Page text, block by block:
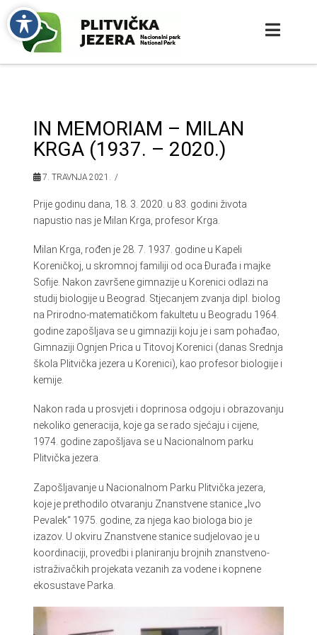
IN MEMORIAM – MILAN
KRGA (1937. – 2020.)
7. TRAVNJA 2021.
Prije godinu dana, 18. 3. 2020. u 83. godini života
napustio nas je Milan Krga, profesor Krga.
Milan Krga, rođen je 28. 7. 1937. godine u Kapeli
Koreničkoj, u skromnoj familiji od oca Đurađa i majke
Sofije. Nakon završene gimnazije u Korenici odlazi na
studij biologije u Beograd. Stjecanjem zvanja dipl. biolog
na Prirodno-matematičkom fakultetu u Beogradu 1964.
godine zapošljava se u gimnaziji koju je i sam pohađao,
Gimnaziji Ognjen Prica u Titovoj Korenici (danas Srednja
škola Plitvička jezera u Korenici), kao profesor biologije i
kemije.
Nakon rada u prosvjeti i doprinosa odgoju i obrazovanju
nekoliko generacija, koje ga se rado sjećaju i cijene,
1974. godine zapošljava se u Nacionalnom parku
Plitvička jezera.
Zapošljavanje u Nacionalnom Parku Plitvička jezera,
koje je prethodilo otvaranju Znanstvene stanice „Ivo
Pevalek“ 1975. godine, za njega kao biologa bio je
izazov. U okviru Znanstvene stanice sudjelovao je u
koordinaciji, provedbi i planiranju brojnih znanstveno-
istraživačkih projekata vezanih za vodene i kopnene
ekosustave Parka.